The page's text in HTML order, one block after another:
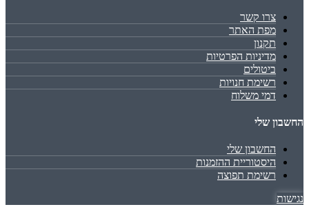
צרו קשר
מפת האתר
תקנון
מדיניות הפרטיות
ביטולים
רשימת חנויות
דמי משלוח
החשבון שלי
החשבון שלי
היסטוריית ההזמנות
רשימת תפוצה
נגישות